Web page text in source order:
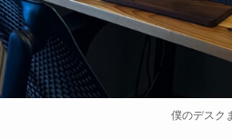
僕のデスク